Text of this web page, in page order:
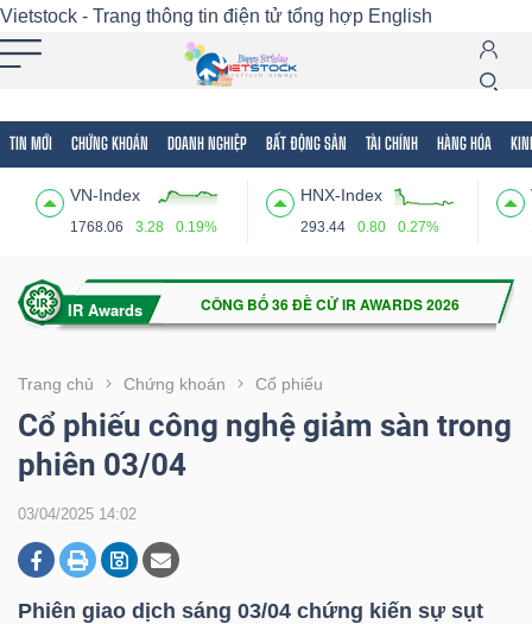
Vietstock - Trang thông tin điện tử tổng hợp English
TIN MỚI CHỨNG KHOÁN DOANH NGHIỆP BẤT ĐỘNG SẢN TÀI CHÍNH HÀNG HÓA
VN-Index
1768.06 3.28 0.19%
HNX-Index
293.44 0.80 0.27%
Trang chủ Chứng khoán Cổ phiếu
Cổ phiếu công nghệ giảm sàn trong
phiên 03/04
03/04/2025 14:02
Phiên giao dịch sáng 03/04 chứng kiến sự sụt
Tất cả Tính năng Ngành Mã chứng khoán
Tính
(-)
VIETSTOCK
CHỨNG
DOANH